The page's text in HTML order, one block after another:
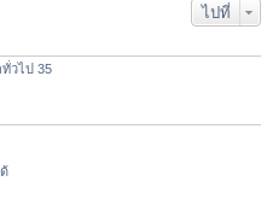
ไปที่
วไป 35